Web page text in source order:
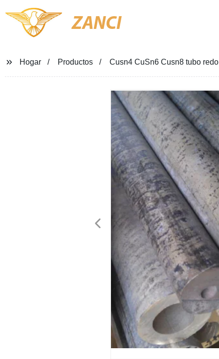
ZANCI
Hogar Productos Cusn4 CuSn6 Cusn8 tubo